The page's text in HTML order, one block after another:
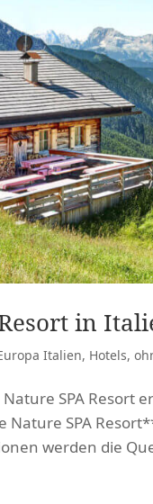
in
Italien, Hotels,
Nature SPA
SPA
werden die